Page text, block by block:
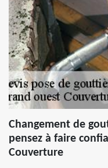
Changement de
pensez à faire
Couverture